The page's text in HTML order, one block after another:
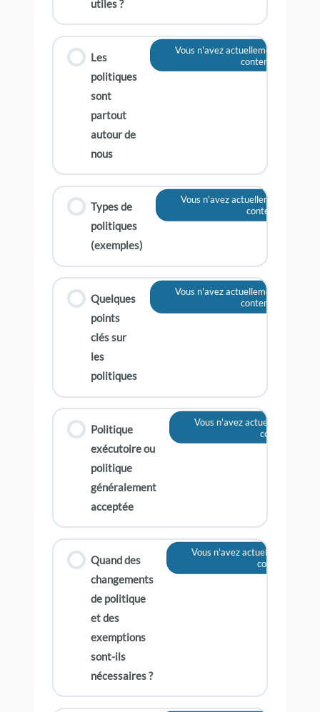
utiles ?
Les
politiques
sont
partout
autour de
nous
Vous n'avez actuellement pas
contenu
Types de
politiques
(exemples)
Vous n'avez actuellement pas
contenu
Quelques
points
clés sur
les
politiques
Vous n'avez actuellement pas
contenu
Politique
exécutoire ou
politique
généralement
acceptée
Vous n'avez actuellement pas
contenu
Quand des
changements
de politique
et des
exemptions
sont-ils
nécessaires ?
Vous n'avez actuellement pas
contenu